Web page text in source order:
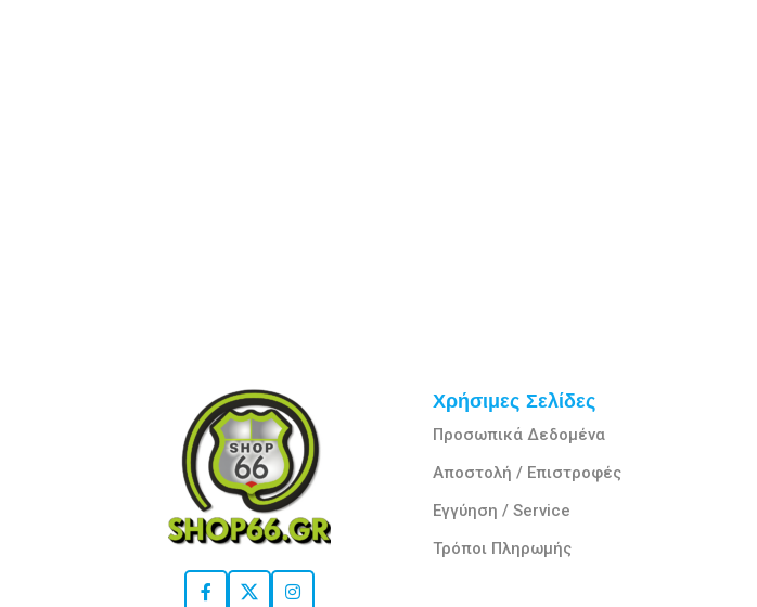
Χρήσιμες Σελίδες
Προσωπικά Δεδομένα
Αποστολή / Επιστροφές
Εγγύηση / Service
Τρόποι Πληρωμής